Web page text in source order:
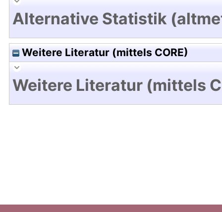
Alternative Statistik
Weitere Literatur (mittels CORE)
Weitere Literatur (mittels